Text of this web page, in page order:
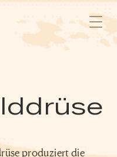
produziert die